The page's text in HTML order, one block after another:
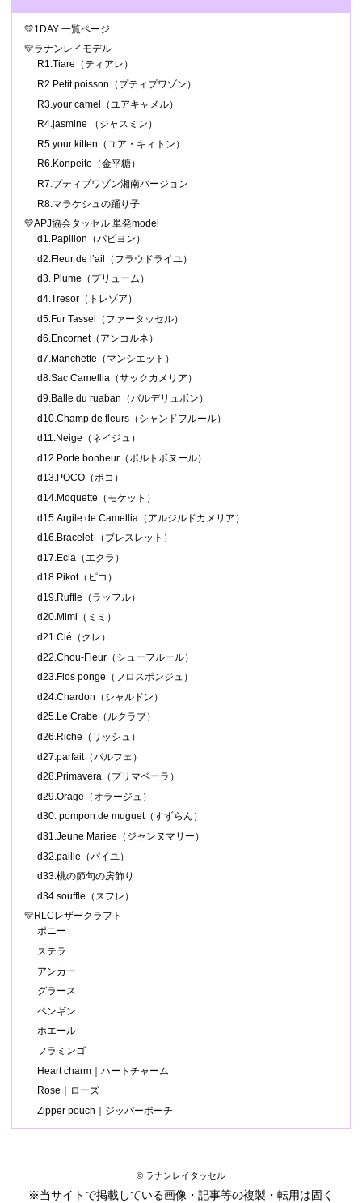
💛1DAY 一覧ページ
💛ラナンレイモデル
R1.Tiare（ティアレ）
R2.Petit poisson（プティプワゾン）
R3.your camel（ユアキャメル）
R4.jasmine （ジャスミン）
R5.your kitten（ユア・キィトン）
R6.Konpeito（金平糖）
R7.プティプワゾン湘南バージョン
R8.マラケシュの踊り子
💛APJ協会タッセル 単発model
d1.Papillon（パピヨン）
d2.Fleur de l’ail（フラウドライユ）
d3. Plume（プリューム）
d4.Tresor（トレゾア）
d5.Fur Tassel（ファータッセル）
d6.Encornet（アンコルネ）
d7.Manchette（マンシエット）
d8.Sac Camellia（サックカメリア）
d9.Balle du ruaban（バルデリュボン）
d10.Champ de fleurs（シャンドフルール）
d11.Neige（ネイジュ）
d12.Porte bonheur（ポルトボヌール）
d13.POCO（ポコ）
d14.Moquette（モケット）
d15.Argile de Camellia（アルジルドカメリア）
d16.Bracelet （ブレスレット）
d17.Ecla（エクラ）
d18.Pikot（ピコ）
d19.Ruffle（ラッフル）
d20.Mimi（ミミ）
d21.Clé（クレ）
d22.Chou-Fleur（シューフルール）
d23.Flos ponge（フロスポンジュ）
d24.Chardon（シャルドン）
d25.Le Crabe（ルクラブ）
d26.Riche（リッシュ）
d27.parfait（パルフェ）
d28.Primavera（プリマベーラ）
d29.Orage（オラージュ）
d30. pompon de muguet（すずらん）
d31.Jeune Mariee（ジャンヌマリー）
d32.paille（パイユ）
d33.桃の節句の房飾り
d34.souffle（スフレ）
💛RLCレザークラフト
ポニー
ステラ
アンカー
グラース
ペンギン
ホエール
フラミンゴ
Heart charm｜ハートチャーム
Rose｜ローズ
Zipper pouch｜ジッパーポーチ
© ラナンレイタッセル
※当サイトで掲載している画像・記事等の複製・転用は固く